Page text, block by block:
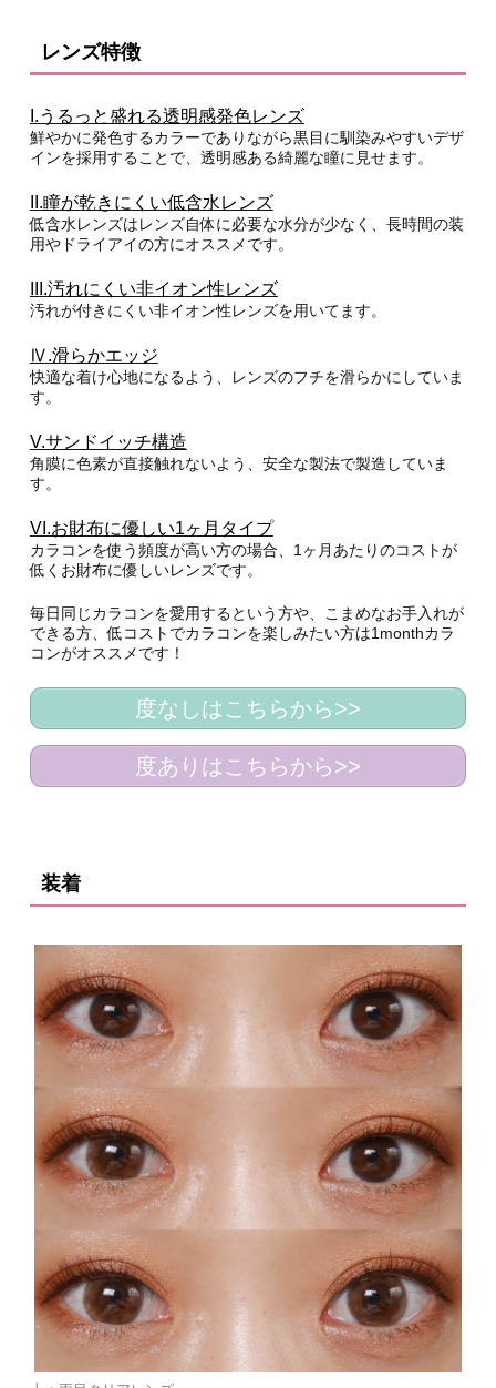
レンズ特徴
I.うるっと盛れる透明感発色レンズ
鮮やかに発色するカラーでありながら黒目に馴染みやすいデザ
インを採用することで、透明感ある綺麗な瞳に見せます。
II.瞳が乾きにくい低含水レンズ
低含水レンズはレンズ自体に必要な水分が少なく、長時間の装
用やドライアイの方にオススメです。
III.汚れにくい非イオン性レンズ
汚れが付きにくい非イオン性レンズを用いてます。
Ⅳ.滑らかエッジ
快適な着け心地になるよう、レンズのフチを滑らかにしていま
す。
V.サンドイッチ構造
角膜に色素が直接触れないよう、安全な製法で製造していま
す。
VI.お財布に優しい1ヶ月タイプ
カラコンを使う頻度が高い方の場合、1ヶ月あたりのコストが
低くお財布に優しいレンズです。
毎日同じカラコンを愛用するという方や、こまめなお手入れが
できる方、低コストでカラコンを楽しみたい方は1monthカラ
コンがオススメです！
度なしはこちらから>>
度ありはこちらから>>
装着